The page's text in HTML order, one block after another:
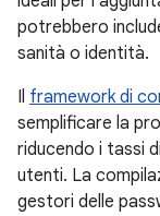
potrebbero
sanità o identità.
Il framework di
semplificare la
riducendo i tassi
utenti. La
gestori delle